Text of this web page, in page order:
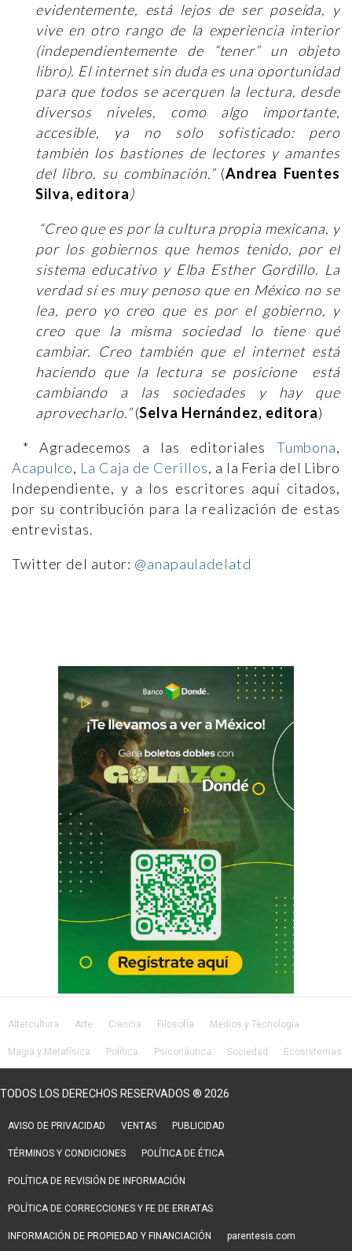
evidentemente, está lejos de ser poseída, y
vive en otro rango de la experiencia interior
(independientemente de “tener” un objeto
libro). El internet sin duda es una oportunidad
para que todos se acerquen la lectura, desde
diversos niveles, como algo importante,
accesible, ya no solo sofisticado: pero
también los bastiones de lectores y amantes
del libro, su combinación.” (Andrea Fuentes
Silva, editora)
“Creo que es por la cultura propia mexicana, y
por los gobiernos que hemos tenido, por el
sistema educativo y Elba Esther Gordillo. La
verdad sí es muy penoso que en México no se
lea, pero yo creo que es por el gobierno, y
creo que la misma sociedad lo tiene qué
cambiar. Creo también que el internet está
haciendo que la lectura se posicione está
cambiando a las sociedades y hay que
aprovecharlo.”(Selva Hernández, editora)
* Agradecemos a las editoriales Tumbona,
Acapulco, La Caja de Cerillos, a la Feria del Libro
Independiente, y a los escritores aquí citados,
por su contribución para la realización de estas
entrevistas.
Twitter del autor: @anapauladelatd
Altercultura Arte Ciencia Filosofía Medios y Tecnología
Magia y Metafísica Política Psiconáutica Sociedad Ecosistemas
TODOS LOS DERECHOS RESERVADOS ® 2026
AVISO DE PRIVACIDAD VENTAS PUBLICIDAD
TÉRMINOS Y CONDICIONES POLÍTICA DE ÉTICA
POLÍTICA DE REVISIÓN DE INFORMACIÓN
POLÍTICA DE CORRECCIONES Y FE DE ERRATAS
INFORMACIÓN DE PROPIEDAD Y FINANCIACIÓN parentesis.com